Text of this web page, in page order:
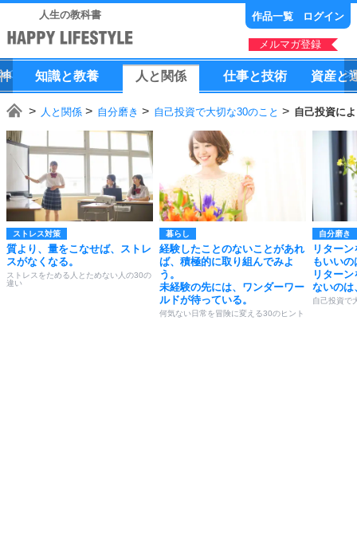
人生の教科書 作品一覧 ログイン
メルマガ登録
知識と教養 人 と 関係 仕事と技術 資産と
人と関係 自分磨き 自己投資で大切な30のこと 自己投資に
ストレス対策
質より、量をこなせば、ストレ
スがなくなる。
ストレスをためる人とためない人の30の
違い
暮らし
経験したことのないことがあれ
ば、積極的に取り組んでみよ
う。
未経験の先には、ワンダーワー
ルドが待っている。
何気ない日常を冒険に変える30のヒント
自分磨き
リター
もいい
リター
ないのは
自己投資で